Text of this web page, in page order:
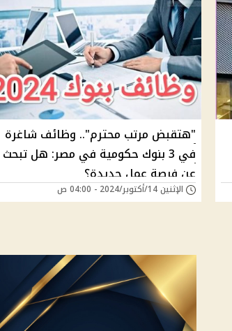
"هتقبض مرتب محترم".. وظائف شاغرة
في 3 بنوك حكومية في مصر: هل تبحث
عن فرصة عمل جديدة؟
الإثنين 14/أكتوبر/2024 - 04:00 ص